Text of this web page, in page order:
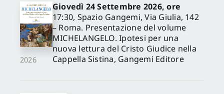
2026
Giovedì 24 Settembre 2026, ore
17:30, Spazio Gangemi, Via Giulia, 142
– Roma. Presentazione del volume
MICHELANGELO. Ipotesi per una
nuova lettura del Cristo Giudice nella
Cappella Sistina, Gangemi Editore